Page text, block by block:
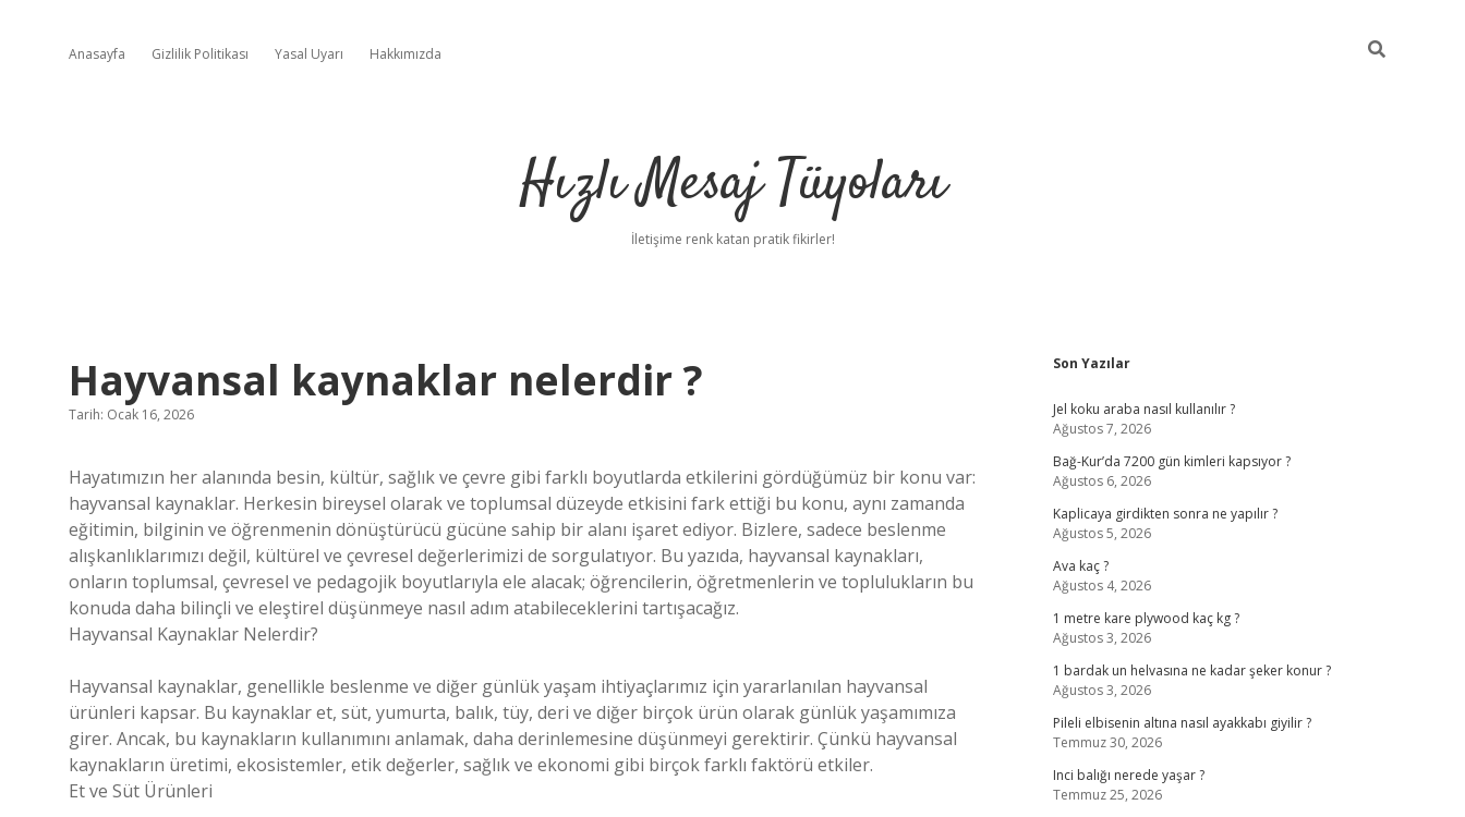
Anasayfa Gizlilik Politikası Yasal Uyarı Hakkımızda
Hızlı Mesaj Tüyoları
İletişime renk katan pratik fikirler!
Hayvansal kaynaklar nelerdir ?
Tarih: Ocak 16, 2026
Hayatımızın her alanında besin, kültür, sağlık ve çevre gibi farklı boyutlarda etkilerini gördüğümüz bir konu var:
hayvansal kaynaklar. Herkesin bireysel olarak ve toplumsal düzeyde etkisini fark ettiği bu konu, aynı zamanda
eğitimin, bilginin ve öğrenmenin dönüştürücü gücüne sahip bir alanı işaret ediyor. Bizlere, sadece beslenme
alışkanlıklarımızı değil, kültürel ve çevresel değerlerimizi de sorgulatıyor. Bu yazıda, hayvansal kaynakları,
onların toplumsal, çevresel ve pedagojik boyutlarıyla ele alacak; öğrencilerin, öğretmenlerin ve toplulukların bu
konuda daha bilinçli ve eleştirel düşünmeye nasıl adım atabileceklerini tartışacağız.
Hayvansal Kaynaklar Nelerdir?
Hayvansal kaynaklar, genellikle beslenme ve diğer günlük yaşam ihtiyaçlarımız için yararlanılan hayvansal
ürünleri kapsar. Bu kaynaklar et, süt, yumurta, balık, tüy, deri ve diğer birçok ürün olarak günlük yaşamımıza
girer. Ancak, bu kaynakların kullanımını anlamak, daha derinlemesine düşünmeyi gerektirir. Çünkü hayvansal
kaynakların üretimi, ekosistemler, etik değerler, sağlık ve ekonomi gibi birçok farklı faktörü etkiler.
Et ve Süt Ürünleri
Sidebar
Son Yazılar
Jel koku araba nasıl kullanılır ?
Ağustos 7, 2026
Bağ-Kur’da 7200 gün kimleri kapsıyor ?
Ağustos 6, 2026
Kaplicaya girdikten sonra ne yapılır ?
Ağustos 5, 2026
Ava kaç ?
Ağustos 4, 2026
1 metre kare plywood kaç kg ?
Ağustos 3, 2026
1 bardak un helvasına ne kadar şeker konur ?
Ağustos 3, 2026
Pileli elbisenin altına nasıl ayakkabı giyilir ?
Temmuz 30, 2026
Inci balığı nerede yaşar ?
Temmuz 25, 2026